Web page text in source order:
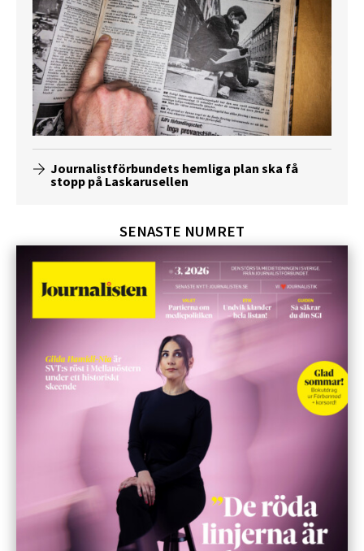
Journalistförbundets hemliga plan ska få
stopp på Laskarusellen
SENASTE NUMRET